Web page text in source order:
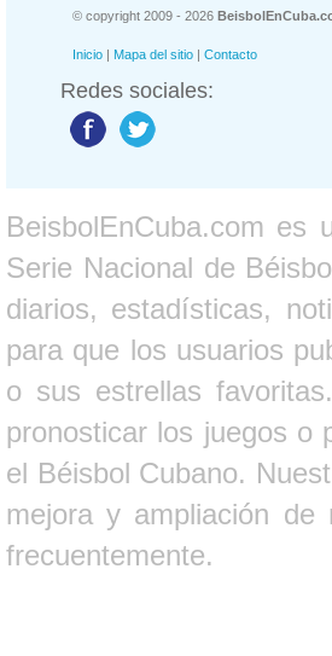
© copyright 2009 - 2026
Inicio | Mapa del sitio | Contacto
Redes sociales:
BeisbolEnCuba.com es
Serie Nacional de
diarios, estadísticas,
para que los usuarios
o sus estrellas
pronosticar los juegos o
el Béisbol Cubano.
mejora y ampliación
frecuentemente.